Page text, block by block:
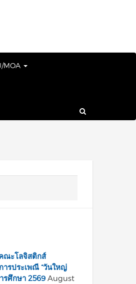
MOA
คณะโลจิสติกส์
ารประเพณี “วันใหญ่
รศึกษา 2569 August